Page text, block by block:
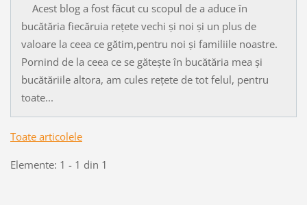
Acest blog a fost făcut cu scopul de a aduce în
bucătăria fiecăruia rețete vechi și noi și un plus de
valoare la ceea ce gătim,pentru noi și familiile noastre.
Pornind de la ceea ce se gătește în bucătăria mea și
bucătăriile altora, am cules rețete de tot felul, pentru
toate...
Toate articolele
Elemente: 1 - 1 din 1